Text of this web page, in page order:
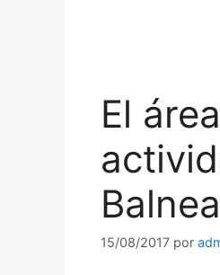
El
15/08/2017 por